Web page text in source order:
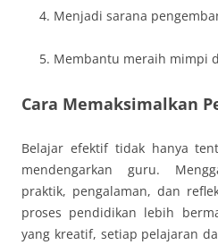
Menjadi sarana
Membantu meraih mimpi
Cara Memaksimalkan
Belajar efektif tidak hanya
mendengarkan guru.
praktik, pengalaman, dan
proses pendidikan lebih
yang kreatif, setiap pelajaran